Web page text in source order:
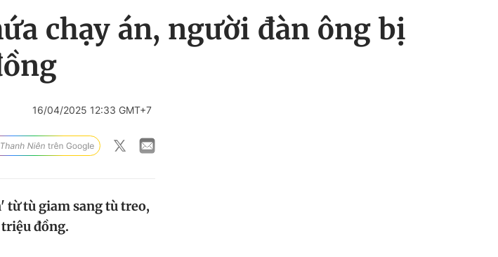
chạy án, người đàn ông bị
16/04/2025 12:33 GMT+7
từ tù giam sang tù treo,
đồng.